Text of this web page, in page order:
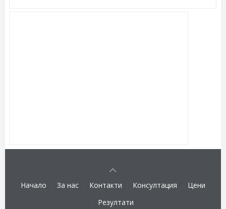
Начало За нас Контакти Консултация
Цени
Резултати